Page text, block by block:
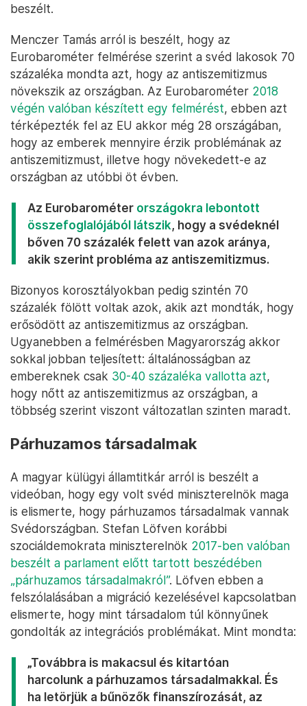
beszélt.
Menczer Tamás arról is beszélt, hogy az
Eurobarométer felmérése szerint a svéd lakosok 70
százaléka mondta azt, hogy az antiszemitizmus
növekszik az országban. Az Eurobarométer 2018
végén valóban készített egy felmérést, ebben azt
térképezték fel az EU akkor még 28 országában,
hogy az emberek mennyire érzik problémának az
antiszemitizmust, illetve hogy növekedett-e az
országban az utóbbi öt évben.
Az Eurobarométer országokra lebontott
összefoglalójából látszik, hogy a svédeknél
bőven 70 százalék felett van azok aránya,
akik szerint probléma az antiszemitizmus.
Bizonyos korosztályokban pedig szintén 70
százalék fölött voltak azok, akik azt mondták, hogy
erősödött az antiszemitizmus az országban.
Ugyanebben a felmérésben Magyarország akkor
sokkal jobban teljesített: általánosságban az
embereknek csak 30-40 százaléka vallotta azt,
hogy nőtt az antiszemitizmus az országban, a
többség szerint viszont változatlan szinten maradt.
Párhuzamos társadalmak
A magyar külügyi államtitkár arról is beszélt a
videóban, hogy egy volt svéd miniszterelnök maga
is elismerte, hogy párhuzamos társadalmak vannak
Svédországban. Stefan Löfven korábbi
szociáldemokrata miniszterelnök 2017-ben valóban
beszélt a parlament előtt tartott beszédében
„párhuzamos társadalmakról”. Löfven ebben a
felszólalásában a migráció kezelésével kapcsolatban
elismerte, hogy mint társadalom túl könnyűnek
gondolták az integrációs problémákat. Mint mondta:
„Továbbra is makacsul és kitartóan
harcolunk a párhuzamos társadalmakkal. És
ha letörjük a bűnözők finanszírozását, az